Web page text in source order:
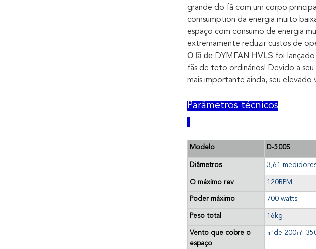
grande do fã com um corpo
comsumption da energia muito
espaço com consumo de energia
extremamente reduzir custos de
O fã de DYMFAN HVLS foi
fãs de teto ordinários! Devido a
mais importante ainda, seu elevado
Parâmetros técnicos
Modelo D-500S
Diâmetros 3,61
O máximo rev 120RPM
Poder máximo 700 watts
Peso total 16kg
Vento que cobre o
espaço
㎡de 200㎡-